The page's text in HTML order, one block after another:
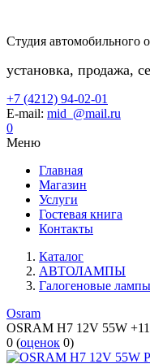
Студия автомобильного
установка, продажа,
+7 (4212) 94-02-01
E-mail: mid_@mail.ru
0
Меню
Главная
Магазин
Услуги
Гостевая книга
Контакты
Каталог
АВТОЛАМПЫ
Галогеновые лампы
Osram
OSRAM H7 12V 55W
0 (оценок 0)